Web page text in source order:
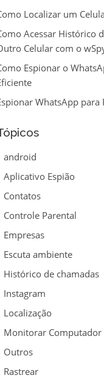
Localizar um
Acessar Histórico
Celular com o
Espionar o
WhatsApp para
android
Aplicativo Espião
Contatos
Controle Parental
Empresas
Escuta ambiente
Histórico de chamadas
Instagram
Localização
Monitorar Computador
Outros
Rastrear